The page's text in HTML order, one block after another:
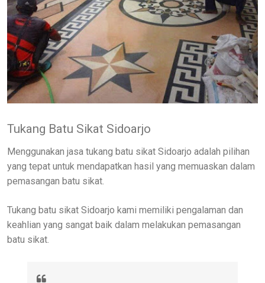
Tukang Batu Sikat Sidoarjo
Menggunakan jasa tukang batu sikat Sidoarjo adalah pilihan
yang tepat untuk mendapatkan hasil yang memuaskan dalam
pemasangan batu sikat.
Tukang batu sikat Sidoarjo kami memiliki pengalaman dan
keahlian yang sangat baik dalam melakukan pemasangan
batu sikat.